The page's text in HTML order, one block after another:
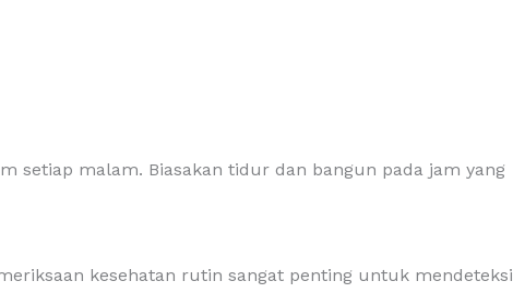
setiap malam. Biasakan tidur dan bangun pada jam yang
kesehatan rutin sangat penting untuk mendeteksi